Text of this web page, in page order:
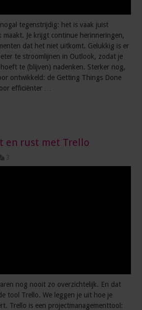
tegenstrijdig: het is vaak juist
Je krijgt continue herinneringen,
dat het niet uitkomt. Gelukkig is er
te stroomlijnen in Outlook, zodat je
te (blijven) nadenken. Sterker nog,
ontwikkeld: de Getting Things Done
efficiënter …
en rust met Trello
3
nog nooit zo overzichtelijk. En dat
tool Trello. We leggen je uit hoe je
Trello is een projectmanagementtool: